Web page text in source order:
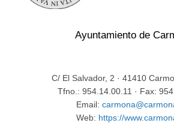
Ayuntamiento de
C/ El Salvador, 2 · 41410
Tfno.: 954.14.00.11 · Fax:
Email:
Web: https://